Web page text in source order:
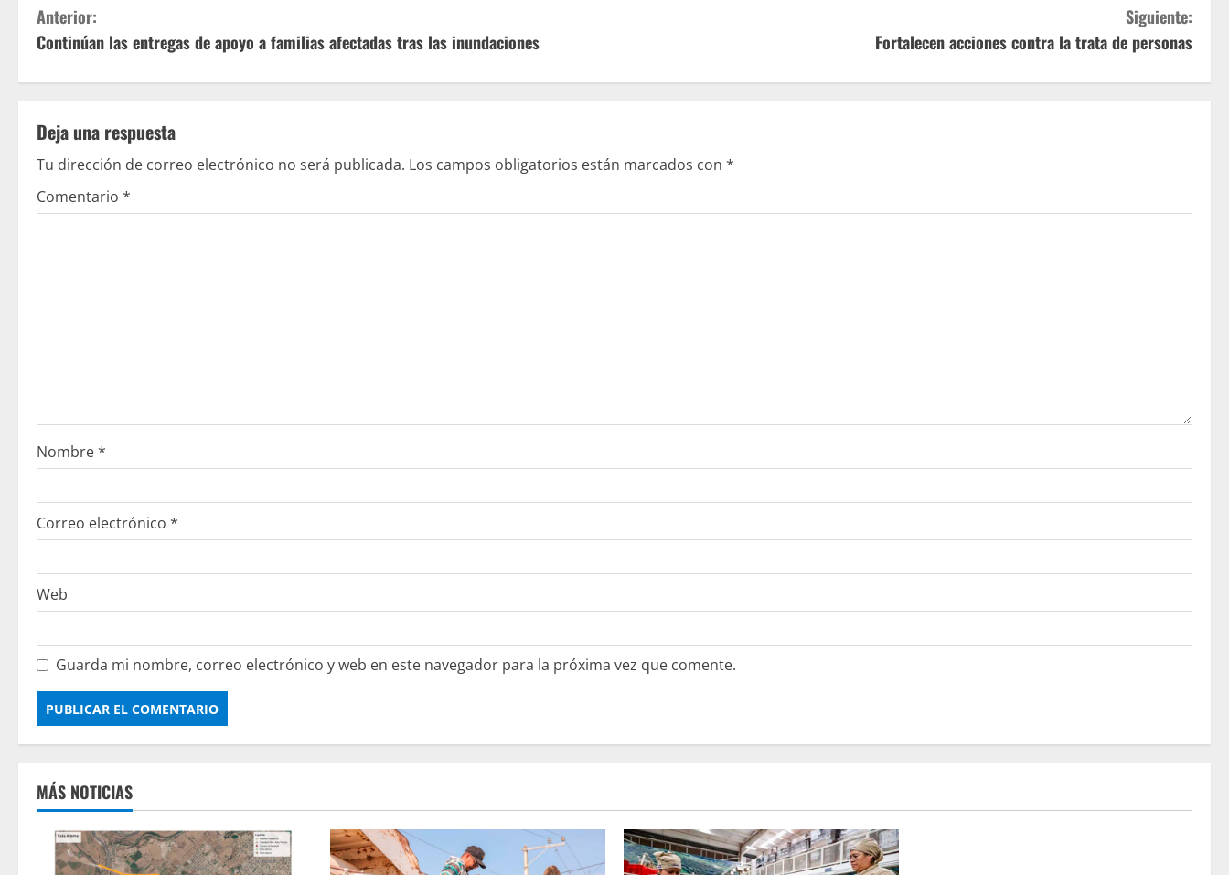
S
i
g
u
e
l
o
Anterior:
Continúan las entregas de apoyo a familias afectadas tras las inundaciones
Siguiente:
Fortalecen acciones contra la trata de personas
Deja una respuesta
Tu dirección de correo electrónico no será publicada. Los campos obligatorios están marcados con *
Comentario *
Nombre*
Correo electrónico *
Web
Guarda mi nombre, correo electrónico y web en este navegador para la próxima vez que comente.
MÁS NOTICIAS